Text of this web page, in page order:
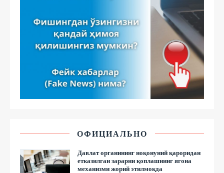
ОФИЦИАЛЬНО
Давлат органининг ноқонуний қароридан
етказилган зарарни қоплашнинг ягона
механизми жорий этилмоқда